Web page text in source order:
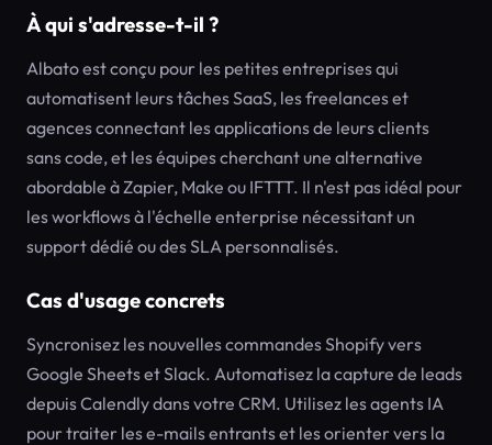
À qui s'adresse-t-il ?
Albato est conçu pour les petites entreprises qui
automatisent leurs tâches SaaS, les freelances et
agences connectant les applications de leurs clients
sans code, et les équipes cherchant une alternative
abordable à Zapier, Make ou IFTTT. Il n'est pas idéal pour
les workflows à l'échelle enterprise nécessitant un
support dédié ou des SLA personnalisés.
Cas d'usage concrets
Syncronisez les nouvelles commandes Shopify vers
Google Sheets et Slack. Automatisez la capture de leads
depuis Calendly dans votre CRM. Utilisez les agents IA
pour traiter les e-mails entrants et les orienter vers la